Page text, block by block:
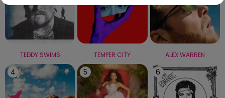
TEDDY SWIMS TEMPER CITY ALEX WARREN
4 5 6